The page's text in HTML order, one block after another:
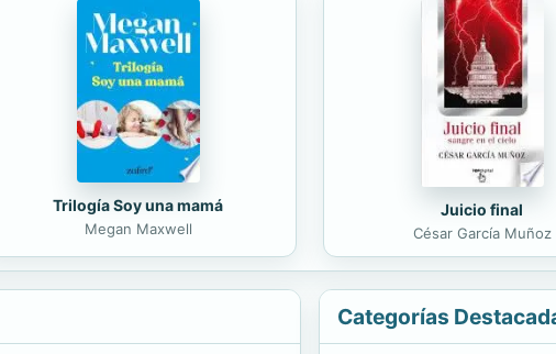
Trilogía Soy una mamá
Megan Maxwell
Juicio final
César García Muñoz
Categorías